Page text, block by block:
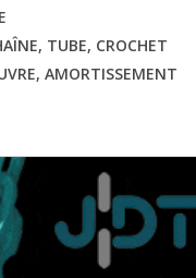
TUBE, CROCHET
AMORTISSEMENT